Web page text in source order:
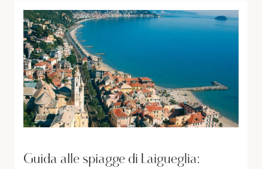
Guida alle spiagge di Laigueglia: